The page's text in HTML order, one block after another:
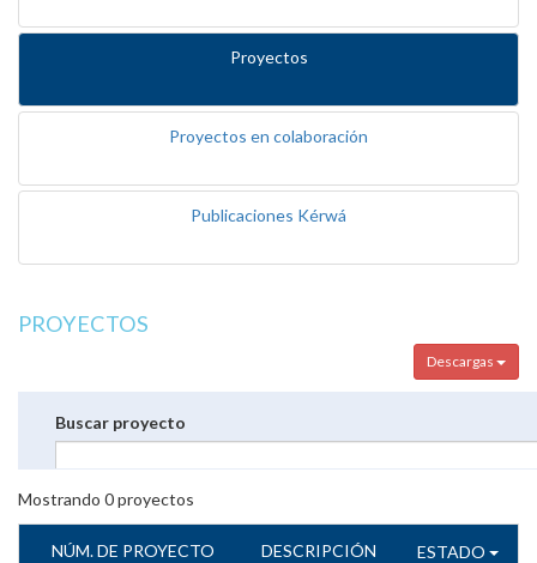
Proyectos
Proyectos en colaboración
Publicaciones Kérwá
PROYECTOS
Descargas
Buscar proyecto
Mostrando 0proyectos
NÚM. DE PROYECTO DESCRIPCIÓN ESTADO